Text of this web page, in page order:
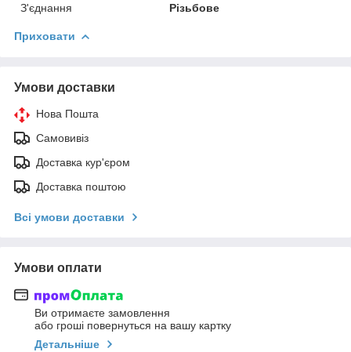
З'єднання Різьбове
Приховати
Умови доставки
Нова Пошта
Самовивіз
Доставка кур'єром
Доставка поштою
Всі умови доставки
Умови оплати
Ви отримаєте замовлення
або гроші повернуться на вашу картку
Детальніше